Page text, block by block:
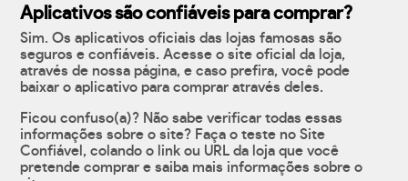
Aplicativos são confiáveis para comprar?
Sim. Os aplicativos oficiais das lojas famosas são
seguros e confiáveis. Acesse o site oficial da loja,
através de nossa página, e caso prefira, você pode
baixar o aplicativo para comprar através deles.
Ficou confuso(a)? Não sabe verificar todas essas
informações sobre o site? Faça o teste no Site
Confiável, colando o link ou URL da loja que você
pretende comprar e saiba mais informações sobre o